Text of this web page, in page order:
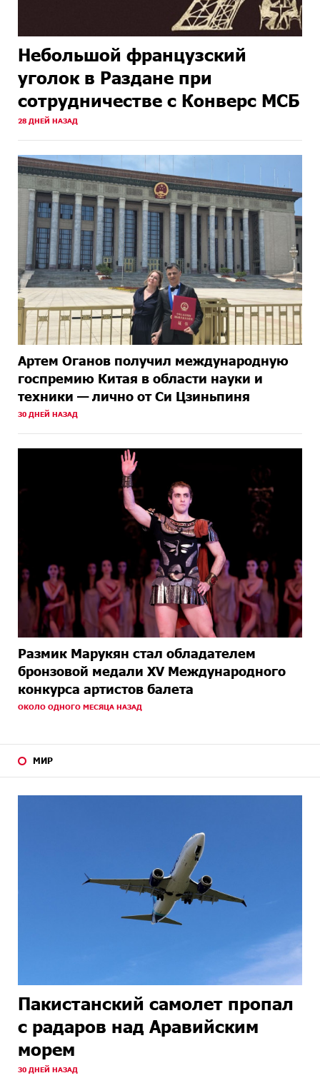
Небольшой французский
уголок в Раздане при
сотрудничестве с Конверс МСБ
28 ДНЕЙ НАЗАД
Артем Оганов получил международную
госпремию Китая в области науки и
техники — лично от Си Цзиньпиня
30 ДНЕЙ НАЗАД
Размик Марукян стал обладателем
бронзовой медали XV Международного
конкурса артистов балета
ОКОЛО ОДНОГО МЕСЯЦА НАЗАД
МИР
Пакистанский самолет пропал
с радаров над Аравийским
морем
30 ДНЕЙ НАЗАД